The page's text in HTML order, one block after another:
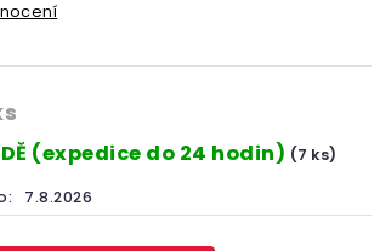
(expedice do 24 hodin) (7 ks)
7.8.2026